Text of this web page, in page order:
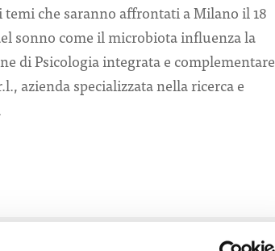
che saranno affrontati a Milano il 18
sonno come il microbiota influenza la
di Psicologia integrata e complementare
azienda specializzata nella ricerca e